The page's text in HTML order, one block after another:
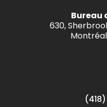
Bureau
630,